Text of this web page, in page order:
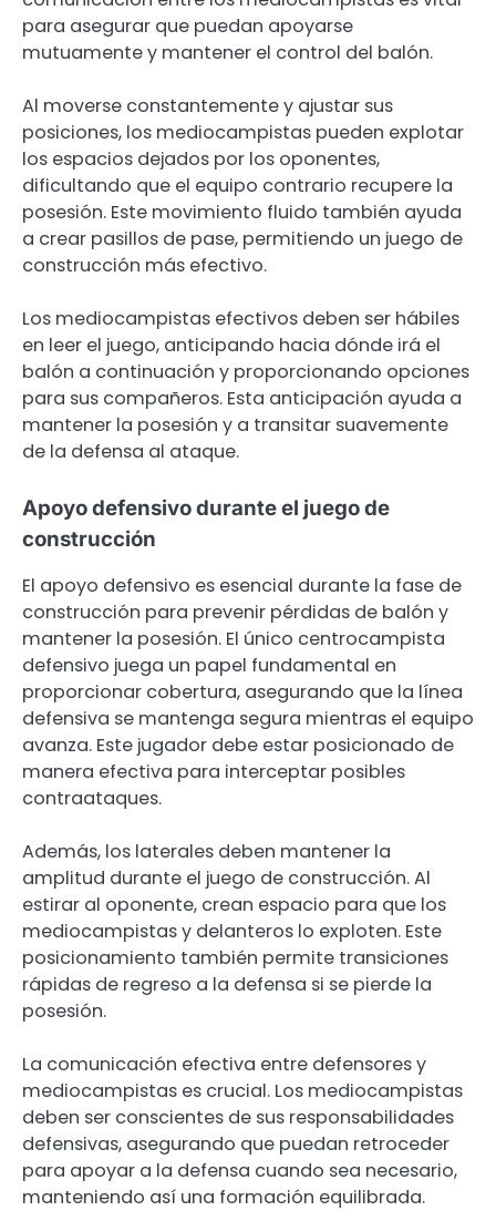
para asegurar que puedan apoyarse
mutuamente y mantener el control del balón.
Al moverse constantemente y ajustar sus
posiciones, los mediocampistas pueden explotar
los espacios dejados por los oponentes,
dificultando que el equipo contrario recupere la
posesión. Este movimiento fluido también ayuda
a crear pasillos de pase, permitiendo un juego de
construcción más efectivo.
Los mediocampistas efectivos deben ser hábiles
en leer el juego, anticipando hacia dónde irá el
balón a continuación y proporcionando opciones
para sus compañeros. Esta anticipación ayuda a
mantener la posesión y a transitar suavemente
de la defensa al ataque.
Apoyo defensivo durante el juego de
construcción
El apoyo defensivo es esencial durante la fase de
construcción para prevenir pérdidas de balón y
mantener la posesión. El único centrocampista
defensivo juega un papel fundamental en
proporcionar cobertura, asegurando que la línea
defensiva se mantenga segura mientras el equipo
avanza. Este jugador debe estar posicionado de
manera efectiva para interceptar posibles
contraataques.
Además, los laterales deben mantener la
amplitud durante el juego de construcción. Al
estirar al oponente, crean espacio para que los
mediocampistas y delanteros lo exploten. Este
posicionamiento también permite transiciones
rápidas de regreso a la defensa si se pierde la
posesión.
La comunicación efectiva entre defensores y
mediocampistas es crucial. Los mediocampistas
deben ser conscientes de sus responsabilidades
defensivas, asegurando que puedan retroceder
para apoyar a la defensa cuando sea necesario,
manteniendo así una formación equilibrada.